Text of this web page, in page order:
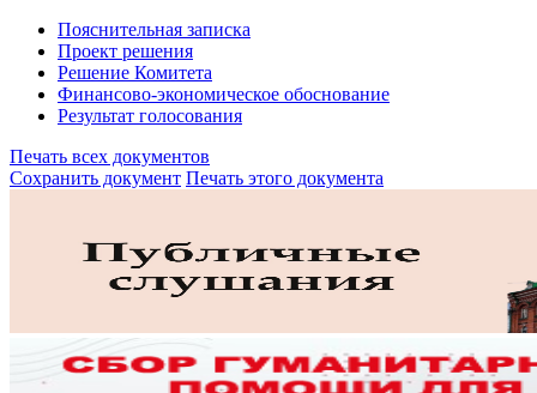
Пояснительная записка
Проект решения
Решение Комитета
Финансово-экономическое обоснование
Результат голосования
Печать всех документов
Сохранить документ Печать этого документа